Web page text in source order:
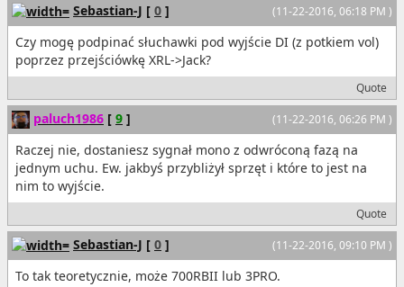
(11-22-2016, 06:18 PM )
Sebastian-J [ 0 ]
Czy mogę podpinać słuchawki pod wyjście DI (z potkiem vol)
poprzez przejściówkę XRL->Jack?
Quote
(11-22-2016, 06:26 PM )
paluch1986 [ 9 ]
Raczej nie, dostaniesz sygnał mono z odwróconą fazą na
jednym uchu. Ew. jakbyś przybliżył sprzęt i które to jest na
nim to wyjście.
Quote
(11-22-2016, 09:10 PM )
Sebastian-J [ 0 ]
To tak teoretycznie, może 700RBII lub 3PRO.